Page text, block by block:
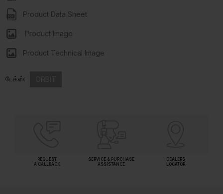
Product Data Sheet
Product Image
Product Technical Image
டேக்ஸ்:
REQUEST
A CALLBACK
SERVICE & PURCHASE
ASSISTANCE
DEALERS
LOCATOR